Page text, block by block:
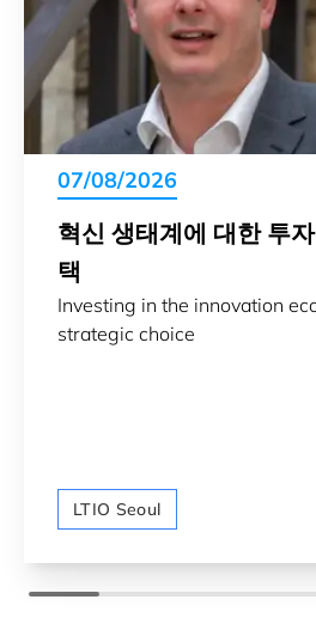
07/08/2026
혁신 생태계에 대한 투
택
Investing in the innovation
strategic choice
LTIO Seoul